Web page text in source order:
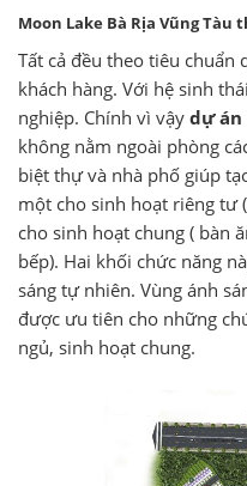
Moon Lake Bà Rịa Vũng
Tất cả đều theo tiêu chuẩn
khách hàng. Với hệ sinh
nghiệp. Chính vì vậy dự án
không nằm ngoài phòng
biệt thự và nhà phố giúp
một cho sinh hoạt riêng tư
cho sinh hoạt chung ( bàn
bếp). Hai khối chức năng
sáng tự nhiên. Vùng ánh
được ưu tiên cho những
ngủ, sinh hoạt chung.